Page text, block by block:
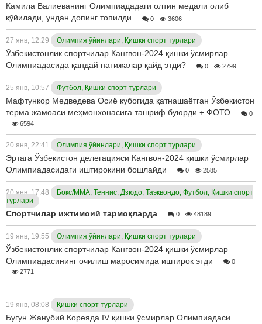
Камила Валиеванинг Олимпиададаги олтин медали олиб
қўйилади, ундан допинг топилди
0 3606
27 янв, 12:29 Олимпия ўйинлари, Қишки спорт турлари
Ўзбекистонлик спортчилар Кангвон-2024 қишки ўсмирлар
Олимпиадасида қандай натижалар қайд этди?
0 2799
25 янв, 10:57 Футбол, Қишки спорт турлари
Мафтункор Медведева Осиё кубогида қатнашаётган Ўзбекистон
терма жамоаси меҳмонхонасига ташриф буюрди + ФОТО
0
6594
20 янв, 22:41 Олимпия ўйинлари, Қишки спорт турлари
Эртага Ўзбекистон делегацияси Кангвон-2024 қишки ўсмирлар
Олимпиадасидаги иштирокини бошлайди
0 2585
20 янв, 17:48
Бокс/ММА, Теннис, Дзюдо, Таэквондо, Футбол, Қишки спорт
турлари
Спортчилар ижтимоий тармоқларда 0 48189
19 янв, 19:55 Олимпия ўйинлари, Қишки спорт турлари
Ўзбекистонлик спортчилар Кангвон-2024 қишки ўсмирлар
Олимпиадасининг очилиш маросимида иштирок этди
0
2771
19 янв, 08:08 Қишки спорт турлари
Бугун Жанубий Кореяда IV қишки ўсмирлар Олимпиадаси